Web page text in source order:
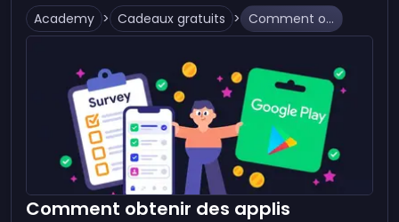
Academy > Cadeaux gratuits > Comment obtenir des applis payantes gratuitement sur le Play Store
Comment obtenir des applis